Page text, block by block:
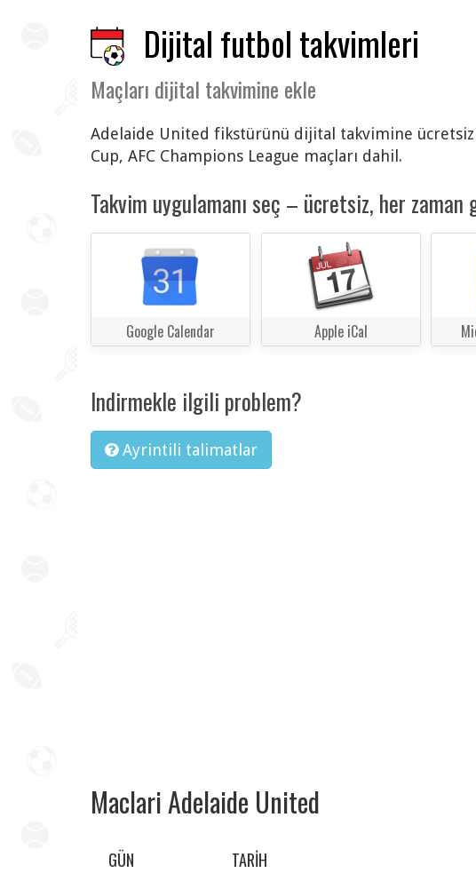
Dijital futbol takvimleri
Maçları dijital takvimine ekle
Adelaide United fikstürünü dijital takvimine ücretsiz
Cup, AFC Champions League maçları dahil.
Takvim uygulamanı seç – ücretsiz, her zaman
Google Calendar Apple iCal
Indirmekle ilgili problem?
Ayrintili talimatlar
Maclari Adelaide United
GÜN TARIH